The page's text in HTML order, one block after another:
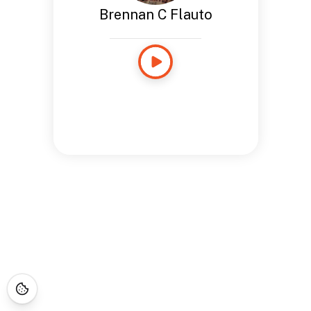
Brennan C Flauto